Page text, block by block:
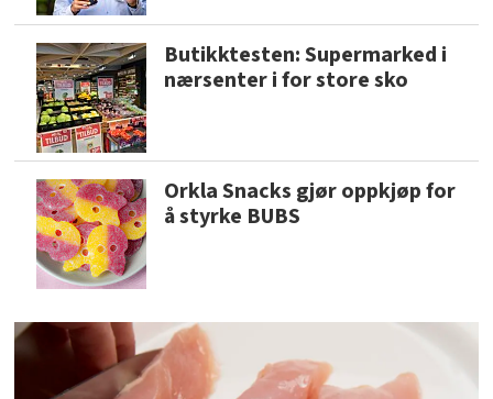
Butikktesten: Supermarked i
nærsenter i for store sko
Orkla Snacks gjør oppkjøp for
å styrke BUBS